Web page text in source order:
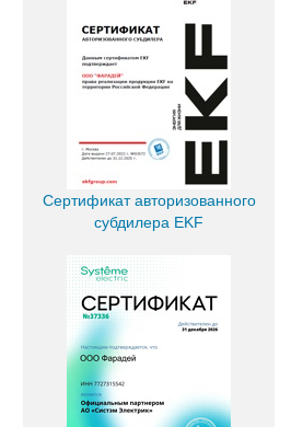
Сертификат авторизованного
субдилера EKF